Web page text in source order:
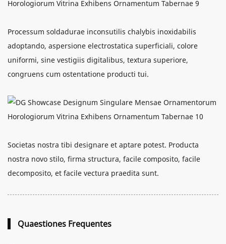
Processum soldadurae inconsutilis chalybis inoxidabilis
adoptando, aspersione electrostatica superficiali, colore
uniformi, sine vestigiis digitalibus, textura superiore,
congruens cum ostentatione producti tui.
Societas nostra tibi designare et aptare potest. Producta
nostra novo stilo, firma structura, facile composito, facile
decomposito, et facile vectura praedita sunt.
Quaestiones Frequentes